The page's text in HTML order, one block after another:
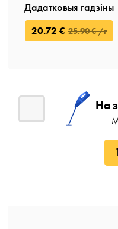
Дадатковыя гадзіны
20.72 € 25.90 € /г
На